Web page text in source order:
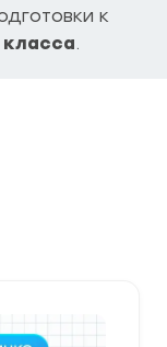
к
класса.